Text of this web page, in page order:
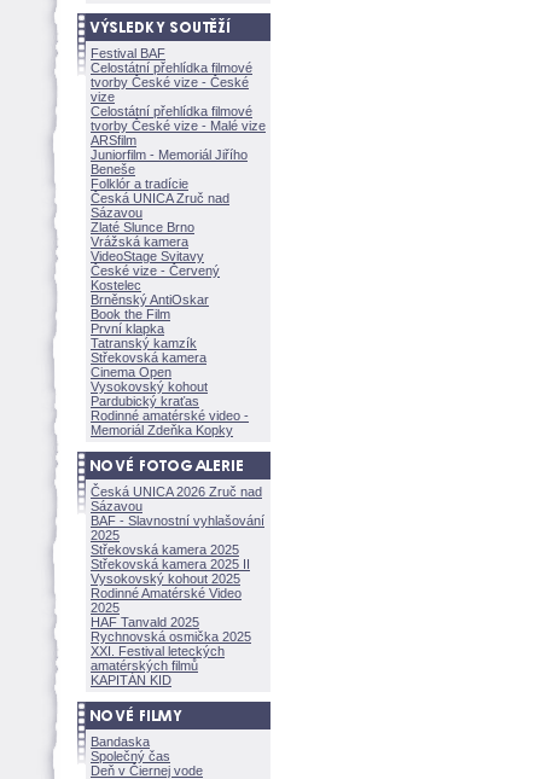
Festival BAF
Celostátní přehlídka filmové
tvorby České vize - České
vize
Celostátní přehlídka filmové
tvorby České vize - Malé vize
ARSfilm
Juniorfilm - Memoriál Jiřího
Beneše
Folklór a tradície
Česká UNICA Zruč nad
Sázavou
Zlaté Slunce Brno
Vrážská kamera
VideoStage Svitavy
České vize - Červený
Kostelec
Brněnský AntiOskar
Book the Film
První klapka
Tatranský kamzík
Střekovská kamera
Cinema Open
Vysokovský kohout
Pardubický kraťas
Rodinné amatérské video -
Memoriál Zdeňka Kopky
Česká UNICA 2026 Zruč nad
Sázavou
BAF - Slavnostní vyhlašování
2025
Střekovská kamera 2025
Střekovská kamera 2025 II
Vysokovský kohout 2025
Rodinné Amatérské Video
2025
HAF Tanvald 2025
Rychnovská osmička 2025
XXI. Festival leteckých
amatérských filmů
KAPITÁN KID
Bandaska
Společný čas
Deň v Čiernej vode